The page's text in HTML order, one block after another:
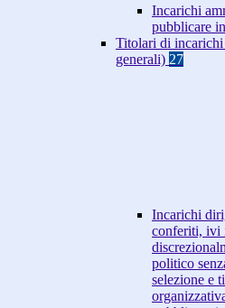
Incarichi
pubblicare
Titolari di
generali) 27
Incarichi
conferiti, ivi
politico
selezione e